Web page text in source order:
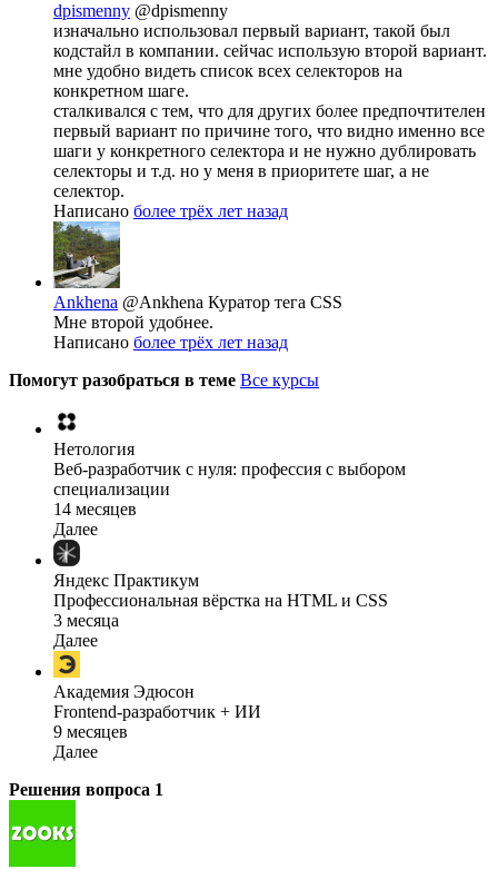
dpismenny @dpismenny
изначально использовал первый вариант, такой был
кодстайл в компании. сейчас использую второй вариант.
мне удобно видеть список всех селекторов на
конкретном шаге.
сталкивался с тем, что для других более предпочтителен
первый вариант по причине того, что видно именно все
шаги у конкретного селектора и не нужно дублировать
селекторы и т.д. но у меня в приоритете шаг, а не
селектор.
Написано более трёх лет назад
Ankhena @Ankhena Куратор тега CSS
Мне второй удобнее.
Написано более трёх лет назад
Помогут разобраться в теме Все курсы
Нетология
Веб-разработчик с нуля: профессия с выбором
специализации
14 месяцев
Далее
Яндекс Практикум
Профессиональная вёрстка на HTML и CSS
3 месяца
Далее
Академия Эдюсон
Frontend-разработчик + ИИ
9 месяцев
Далее
Решения вопроса 1